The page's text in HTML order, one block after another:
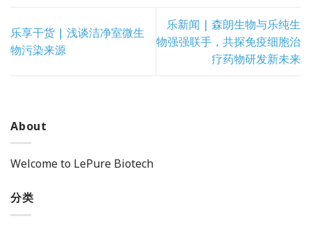
乐享干货 | 浅谈洁净室微生
物污染来源
乐新闻 | 森朗生物与乐纯生
物强强联手，共探免疫细胞治
疗药物研发新未来
About
Welcome to LePure Biotech
分类